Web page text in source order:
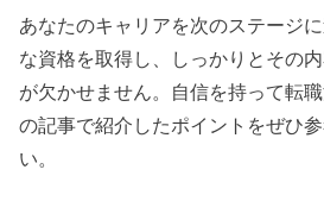
あなたのキャリアを次のステージ
な資格を取得し、しっかりとその
が欠かせません。自信を持って転
の記事で紹介したポイントをぜひ
い。